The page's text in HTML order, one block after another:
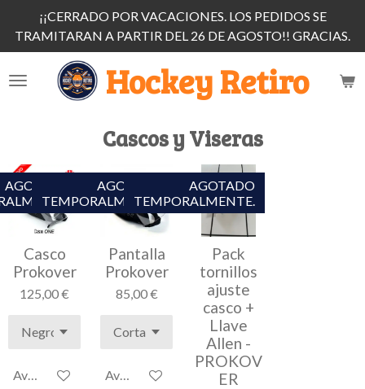
al
contenido
principal
Hockey Retiro
¡¡CERRADO POR VACACIONES. LOS PEDIDOS SE
TRAMITARAN A PARTIR DEL 26 DE AGOSTO!! GRACIAS.
Cascos y Viseras
AGOTADO
Casco
Prokover
125,00 €
Avisarme cuando esté disponible
AGOTADO
TEMPORALMENTE.
Pantalla
Prokover
85,00 €
Avisarme cuando esté disponible
AGOTADO
TEMPORALMENTE.
Pack
tornillos
ajuste
casco +
Llave
Allen -
PROKOV
ER